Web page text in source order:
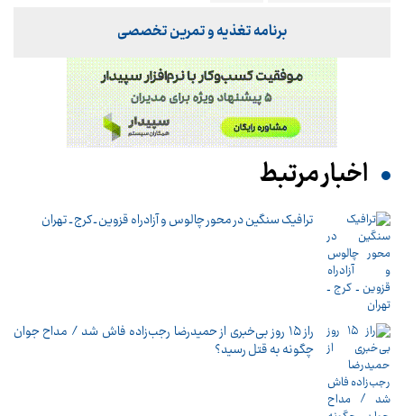
برنامه تغذیه و تمرین تخصصی
اخبار مرتبط
ترافیک سنگین در محور چالوس و آزادراه قزوین ـ کرج ـ تهران
راز ۱۵ روز بی‌خبری از حمیدرضا رجب‌زاده فاش شد / مداح جوان
چگونه به قتل رسید؟